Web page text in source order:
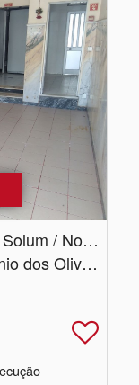
Espaço comercial, loja 65 m2 - Solum / Norton de Matos
Coimbra, Coimbra, Santo António dos Olivais